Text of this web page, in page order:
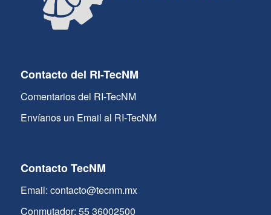
Contacto del RI-TecNM
Comentarios del RI-TecNM
Envíanos un Email al RI-TecNM
Contacto TecNM
Email: contacto@tecnm.mx
Conmutador: 55 36002500